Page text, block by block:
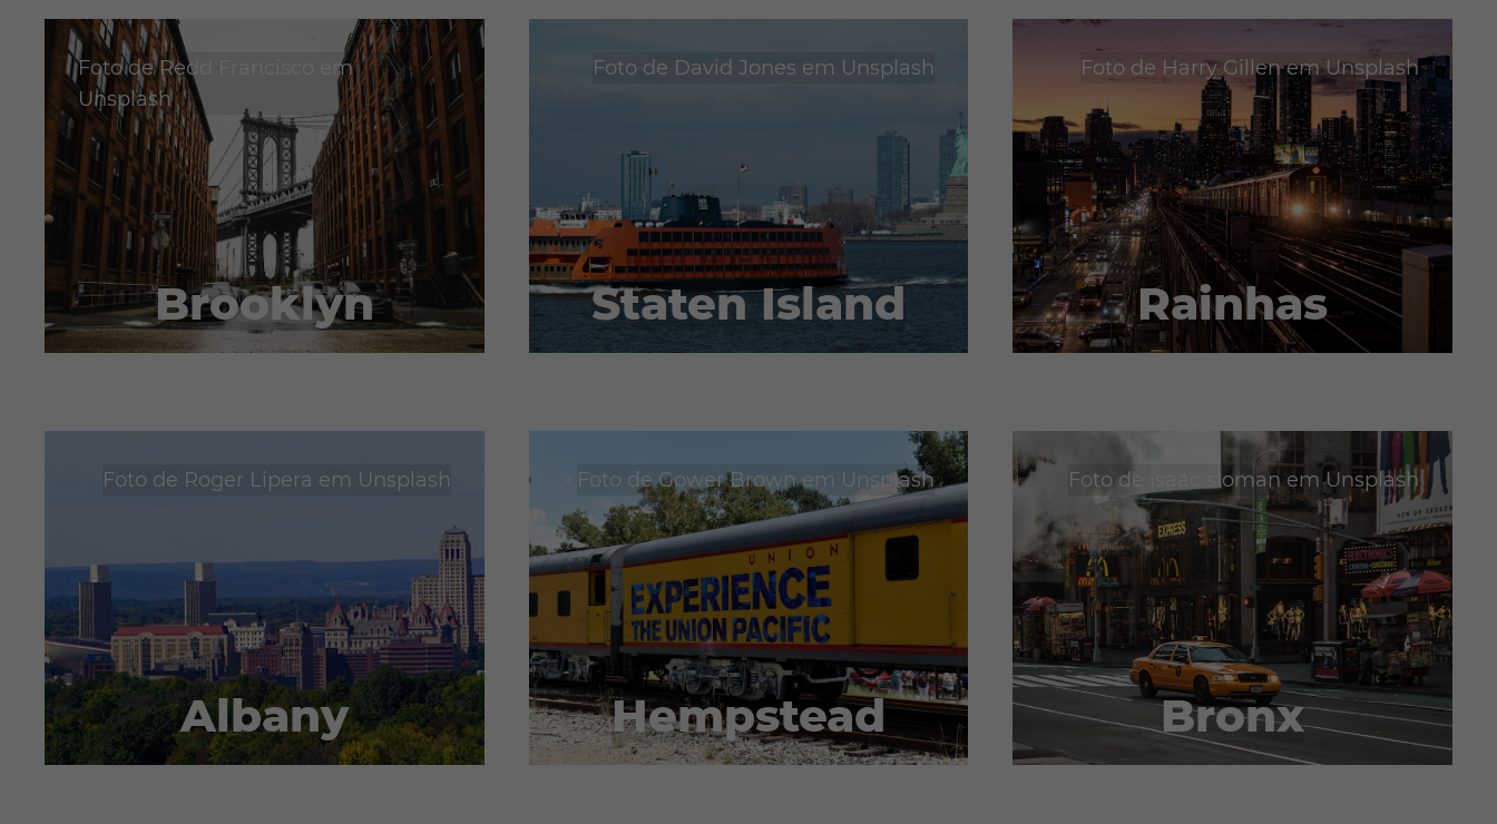
Brooklyn
Foto deRedd Francisco
em
Unsplash
Staten Island
Foto de David Jones em Unsplash
Rainhas
Foto de Harry GillenemUnsplash
Albany
Foto de Roger Lipera em Unsplash
Hempstead
Foto deGower Brownem Unsplash
Bronx
Foto de isaac sloman emUnsplash